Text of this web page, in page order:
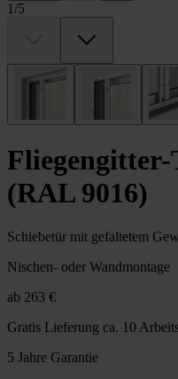
1/5
(RAL 9016)
Schiebetür mit gefaltetem
Nischen- oder Wandmontage
ab 263 €
Gratis Lieferung ca. 10
5 Jahre Garantie